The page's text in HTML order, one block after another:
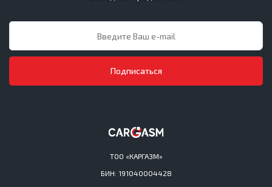
ТОО «КАРГАЗМ»
БИН: 191040004428
Подписаться